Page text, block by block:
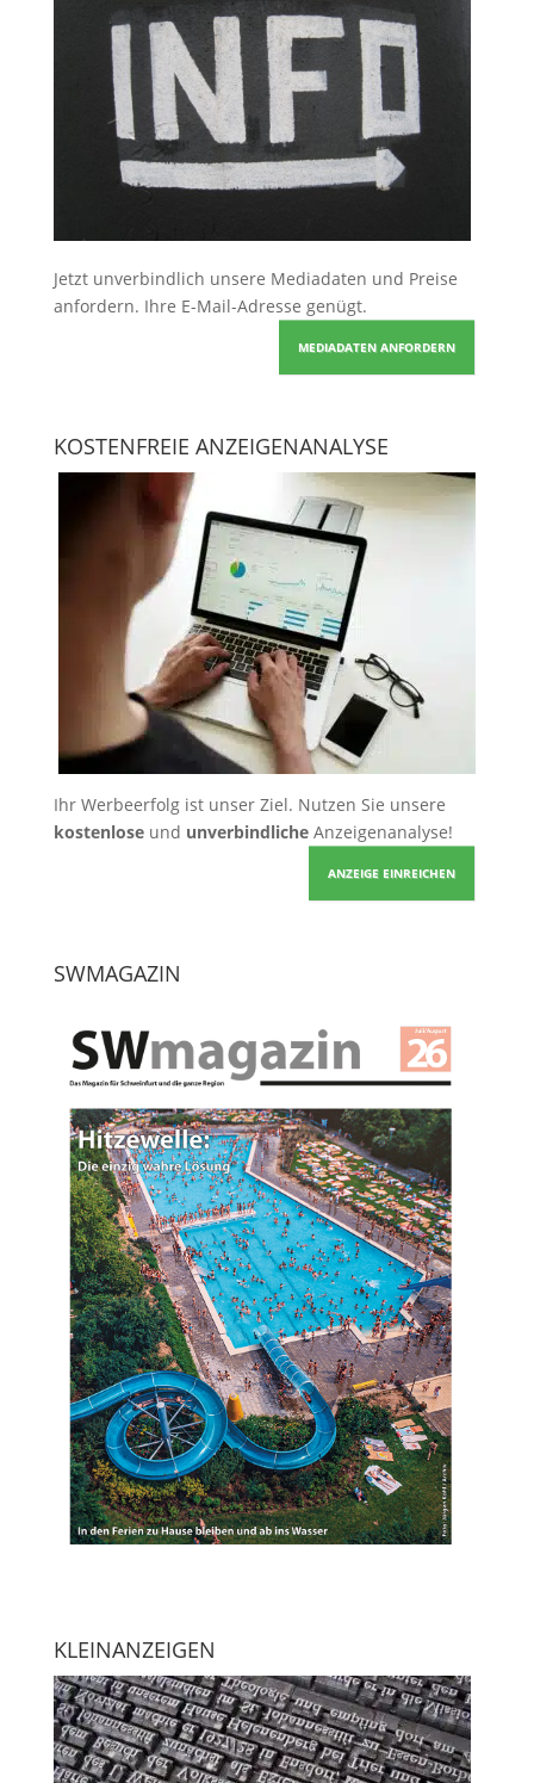
Jetzt unverbindlich unsere Mediadaten und Preise
anfordern. Ihre E-Mail-Adresse genügt.
MEDIADATEN ANFORDERN
KOSTENFREIE ANZEIGENANALYSE
Ihr Werbeerfolg ist unser Ziel. Nutzen Sie unsere
kostenloseund unverbindlicheAnzeigenanalyse!
ANZEIGE EINREICHEN
SWMAGAZIN
KLEINANZEIGEN